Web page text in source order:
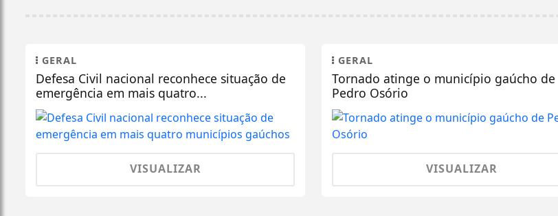
GERAL
Defesa Civil nacional reconhece situação de
emergência em mais quatro...
VISUALIZAR
GERAL
Tornado atinge o município gaúcho de
Pedro Osório
VISUALIZAR